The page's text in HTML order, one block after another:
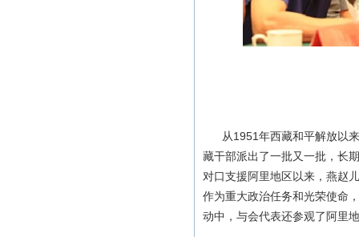
从1951年西藏和平解放以来
藏干部派出了一批又一批，长
对口支援阿里地区以来，燕赵
作为重大政治任务和光荣使命
动中，与会代表还参观了阿里